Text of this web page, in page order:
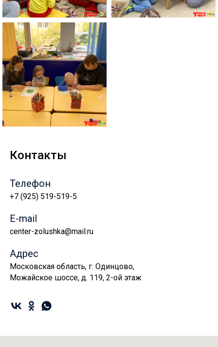
Контакты
Телефон
+7 (925) 519-519-5
E-mail
center-zolushka@mail.ru
Адрес
Московская область, г. Одинцово,
Можайское шоссе, д. 119, 2-ой этаж